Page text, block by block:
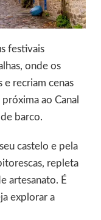
festivais
onde os
recriam cenas
ao Canal
barco.
castelo e pela
repleta
artesanato. É
explorar a